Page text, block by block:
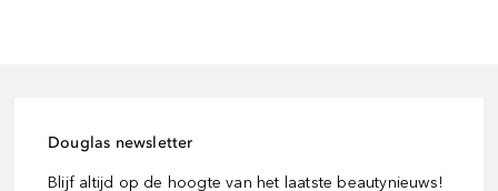
Douglas newsletter
Blijf altijd op de hoogte van het laatste beautynieuws!